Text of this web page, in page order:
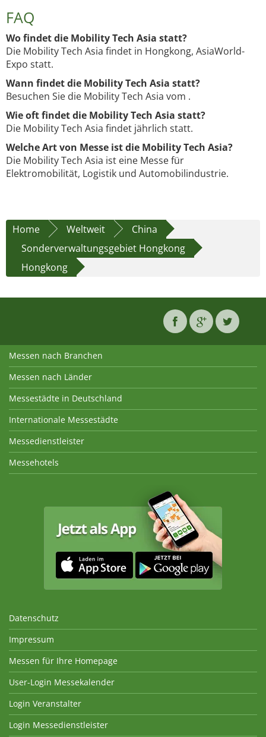
FAQ
Wo findet die Mobility Tech Asia statt?
Die Mobility Tech Asia findet in Hongkong, AsiaWorld-
Expo statt.
Wann findet die Mobility Tech Asia statt?
Besuchen Sie die Mobility Tech Asia vom .
Wie oft findet die Mobility Tech Asia statt?
Die Mobility Tech Asia findet jährlich statt.
Welche Art von Messe ist die Mobility Tech Asia?
Die Mobility Tech Asia ist eine Messe für
Elektromobilität, Logistik und Automobilindustrie.
Home Weltweit
China
Sonderverwaltungsgebiet Hongkong
Hongkong
Messen nach Branchen
Messen nach Länder
Messestädte in Deutschland
Internationale Messestädte
Messedienstleister
Messehotels
Datenschutz
Impressum
Messen für Ihre Homepage
User-Login Messekalender
Login Veranstalter
Login Messedienstleister